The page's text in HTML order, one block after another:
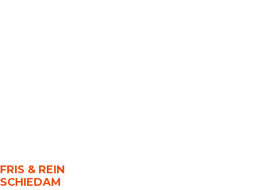
FRIS & REIN
SCHIEDAM